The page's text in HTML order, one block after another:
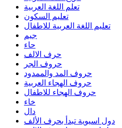
تعلم اللغة العربية
تعليم السكون
تعليم اللغة العربية للاطفال
جيم
حاء
حرف الالف
حروف الجر
حروف المد والممدود
حروف الهجاء العربية
حروف الهجاء للاطفال
خاء
دال
دول اسيوية تبدأ بحرف الألف